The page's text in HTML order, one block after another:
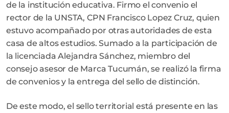
de la institución educativa. Firmo el convenio el
rector de la UNSTA, CPN Francisco Lopez Cruz, quien
estuvo acompañado por otras autoridades de esta
casa de altos estudios. Sumado a la participación de
la licenciada Alejandra Sánchez, miembro del
consejo asesor de Marca Tucumán, se realizó la firma
de convenios y la entrega del sello de distinción.
De este modo, el sello territorial está presente en las